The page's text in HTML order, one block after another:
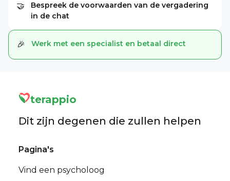
🤝
Bespreek de voorwaarden van de vergadering
in de chat
🎉 Werk met een specialist en betaal direct
terappio
Dit zijn degenen die zullen helpen
Pagina's
Vind een psycholoog